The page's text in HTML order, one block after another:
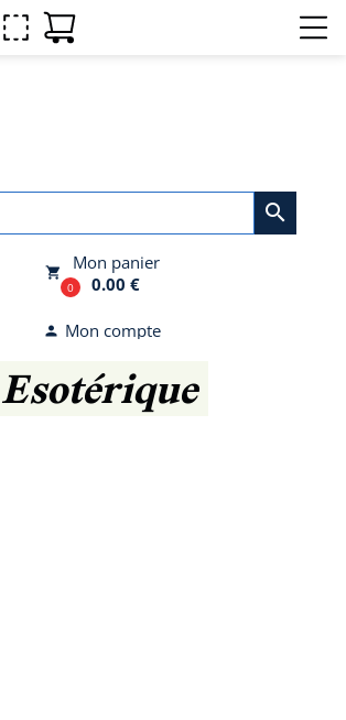
search
local_grocery_store
0
Mon panier
0.00 €
person Mon compte
Esotérique